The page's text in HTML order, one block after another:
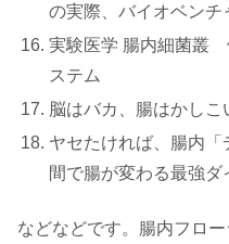
の実際、バイオベンチ
実験医学 腸内細菌叢
ステム
脳はバカ、腸はかしこ
ヤセたければ、腸内「
間で腸が変わる最強
などなどです。腸内フロ